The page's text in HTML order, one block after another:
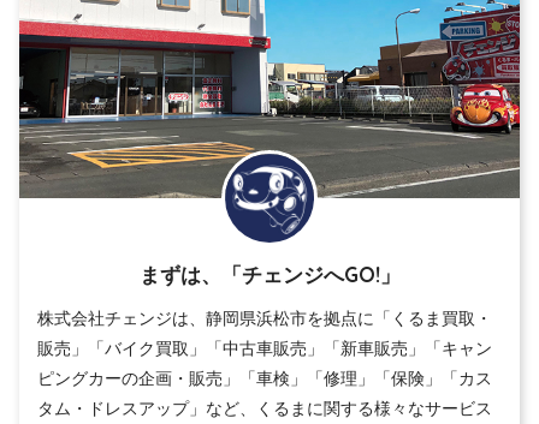
まずは、「チェンジへGO!」
株式会社チェンジは、静岡県浜松市を拠点に「くるま買取・
販売」「バイク買取」「中古車販売」「新車販売」「キャン
ピングカーの企画・販売」「車検」「修理」「保険」「カス
タム・ドレスアップ」など、くるまに関する様々なサービス